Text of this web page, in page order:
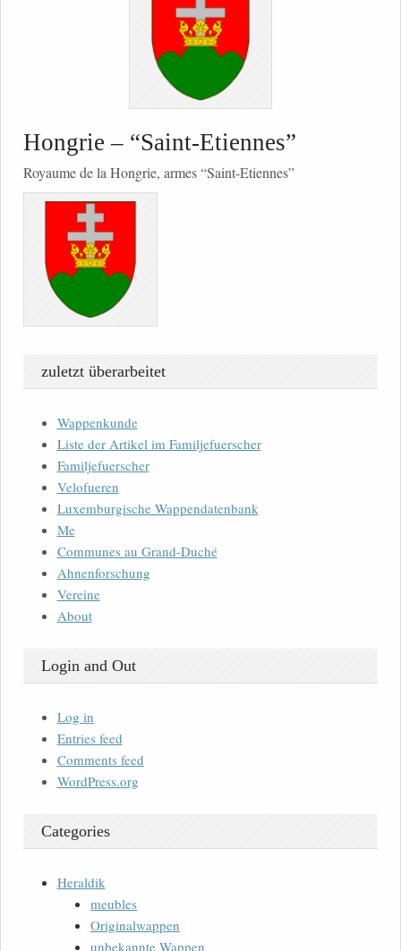
Hongrie – “Saint-Etiennes”
Royaume de la Hongrie, armes “Saint-Etiennes”
zuletzt überarbeitet
Wappenkunde
Liste der Artikel im Familjefuerscher
Familjefuerscher
Velofueren
Luxemburgische Wappendatenbank
Me
Communes au Grand-Duché
Ahnenforschung
Vereine
About
Login and Out
Log in
Entries feed
Comments feed
WordPress.org
Categories
Heraldik
meubles
Originalwappen
unbekannte Wappen